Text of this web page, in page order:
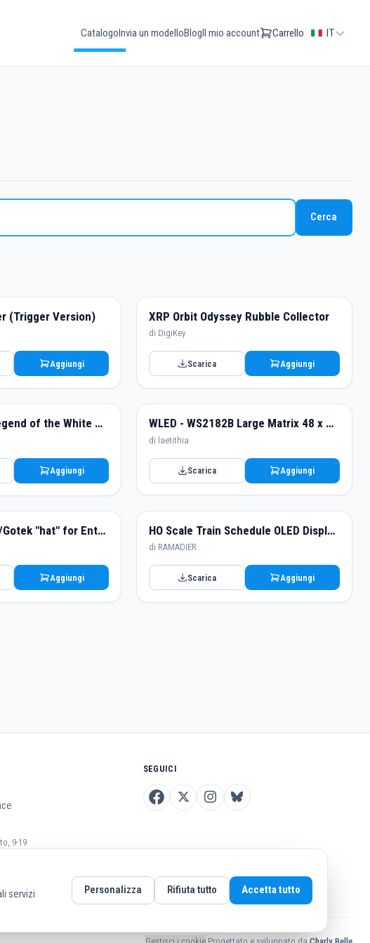
CatalogoInvia un modelloBlogIl mio account Carrello IT
Cerca
(Trigger Version)
Aggiungi
XRP Orbit Odyssey Rubble Collector
di DigiKey
Scarica Aggiungi
Regal: Official Legend of the White Dragon Collectible Popcorn Container
Aggiungi
WLED - WS2182B Large Matrix 48 x 32 pixels
di laetithia
Scarica Aggiungi
Case and floppy/Gotek "hat" for Enterprise 64/128 EXDOS compact interface.
Aggiungi
HO Scale Train Schedule OLED Display – ESP32 (Code Included)
di RAMADIER
Scarica Aggiungi
9-19
SEGUICI
servizi
Personalizza Rifiuta tutto Accetta tutto